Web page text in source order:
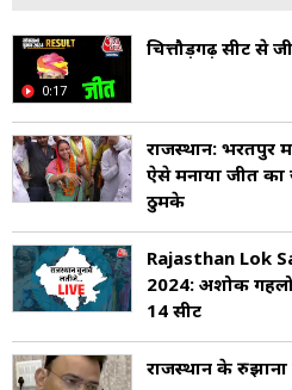
0:17
चित्तौड़गढ़ सीट से
राजस्थान: भरतपुर
ऐसे मनाया जीत का
ठुमके
Rajasthan Lok
2024: अशोक
14 सीट
राजस्थान के रुझानों